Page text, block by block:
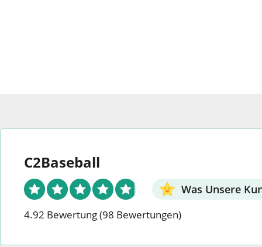
C2Baseball
Was Unsere
4.92 Bewertung(98 Bewertungen)